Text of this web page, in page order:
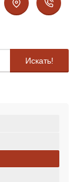
Искать!